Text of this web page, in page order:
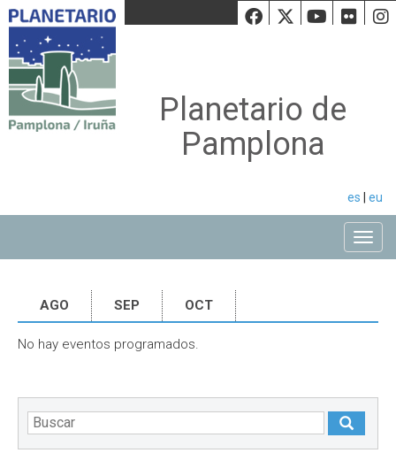
Facebook
Twiiter
Planetario de
Pamplona
es eu
AGO SEP OCT
No hay eventos programados.